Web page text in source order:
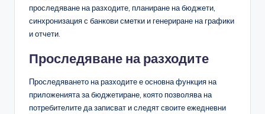
проследяване на разходите, планиране на бюджети,
синхронизация с банкови сметки и генериране на графики
и отчети.
Проследяване на разходите
Проследяването на разходите е основна функция на
приложенията за бюджетиране, която позволява на
потребителите да записват и следят своите ежедневни